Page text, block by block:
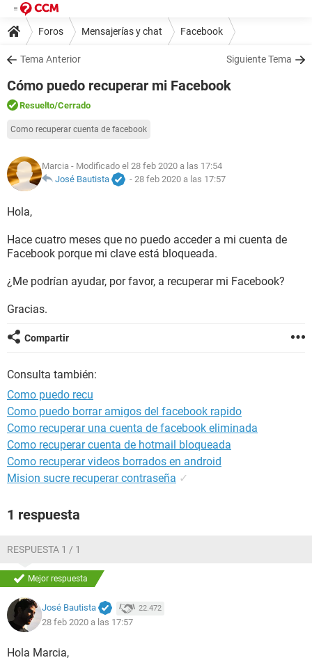
Foros Mensajerías y chat Facebook
Tema Anterior Siguiente Tema
Cómo puedo recuperar mi Facebook
Resuelto/Cerrado
Como recuperar cuenta de facebook
Marcia - Modificado el 28 feb 2020 a las 17:54
José Bautista
- 28 feb 2020 a las 17:57
Hola,
Hace cuatro meses que no puedo acceder a mi cuenta de
Facebook porque mi clave está bloqueada.
¿Me podrían ayudar, por favor, a recuperar mi Facebook?
Gracias.
Compartir
Consulta también:
Como puedo recu
Como puedo borrar amigos del facebook rapido
Como recuperar una cuenta de facebook eliminada
Como recuperar cuenta de hotmail bloqueada
Como recuperar videos borrados en android
Mision sucre recuperar contraseña ✓
1 respuesta
RESPUESTA 1 / 1
Mejor respuesta
José Bautista 22.472
28 feb 2020 a las 17:57
Hola Marcia,